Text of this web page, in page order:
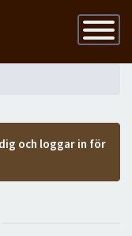
Slå
på
och loggar in för